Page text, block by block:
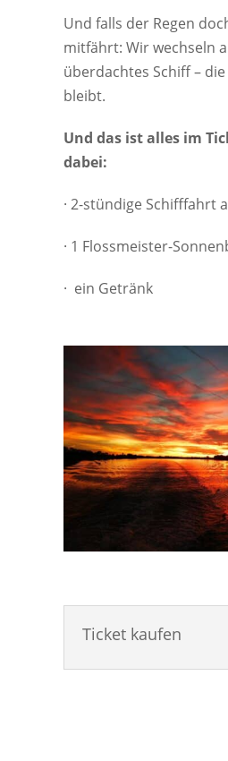
Und falls der Regen
mitfährt: Wir wechseln
überdachtes Schiff –
bleibt.
Und das ist alles im
dabei:
· 2-stündige Schifffahrt
· 1 Flossmeister-
· ein Getränk
Ticket kaufen